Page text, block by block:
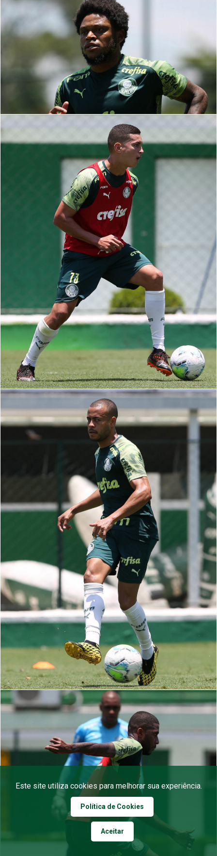
Este site utiliza cookies para melhorar sua experiência.
Política de Cookies
Aceitar